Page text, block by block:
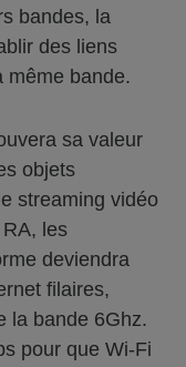
bandes, la
des liens
même bande.
sa valeur
objets
streaming vidéo
les
deviendra
filaires,
la bande 6Ghz.
pour que Wi-Fi